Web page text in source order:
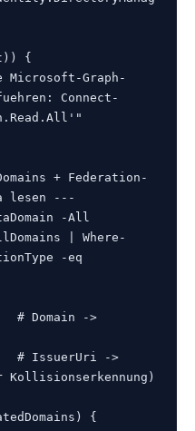
{
Connect-
+ Federation-
lesen ---
-All
| Where-
-eq
# Domain ->
# IssuerUri ->
Kollisionserkennung)
{